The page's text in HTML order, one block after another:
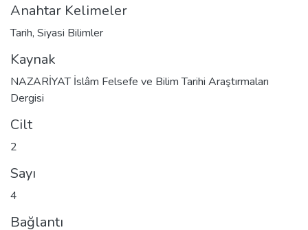
Anahtar Kelimeler
Tarih, Siyasi Bilimler
Kaynak
NAZARİYAT İslâm Felsefe ve Bilim Tarihi Araştırmaları
Dergisi
Cilt
2
Sayı
4
Bağlantı